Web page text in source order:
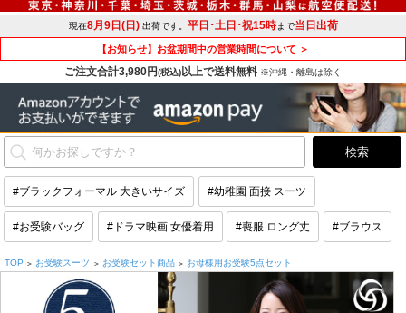
現在8月9日(日)出荷です。 平日･土日･祝15時まで当日出荷
【お知らせ】お盆期間中の営業時間について ＞
ご注文合計3,980円(税込)以上で送料無料 ※沖縄・離島は除く
#ブラックフォーマル 大きいサイズ #幼稚園 面接 スーツ
#お受験バッグ #ドラマ映画 女優着用 #喪服 ロング丈 #ブラウス
TOP > お受験スーツ > お受験セット商品 > お母様用お受験5点セット